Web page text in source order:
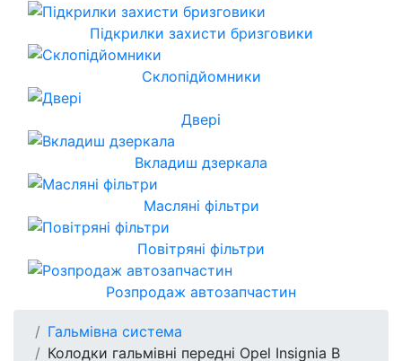
Підкрилки захисти бризговики
Склопідйомники
Двері
Вкладиш дзеркала
Масляні фільтри
Повітряні фільтри
Розпродаж автозапчастин
Гальмівна система
Колодки гальмівні передні Opel Insignia B